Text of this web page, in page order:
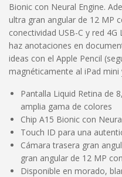
Bionic con Neural Engine.
ultra gran angular de 12 MP
conectividad USB-C y red 4G
haz anotaciones en
ideas con el Apple Pencil
magnéticamente al iPad
Pantalla Liquid Retina de
amplia gama de colores
Chip A15 Bionic con
Touch ID para una
Cámara trasera gran
gran angular de 12 MP
Disponible en morado,